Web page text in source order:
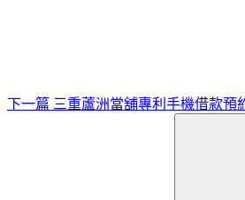
下一篇 三重蘆洲當舖專利手機借款預